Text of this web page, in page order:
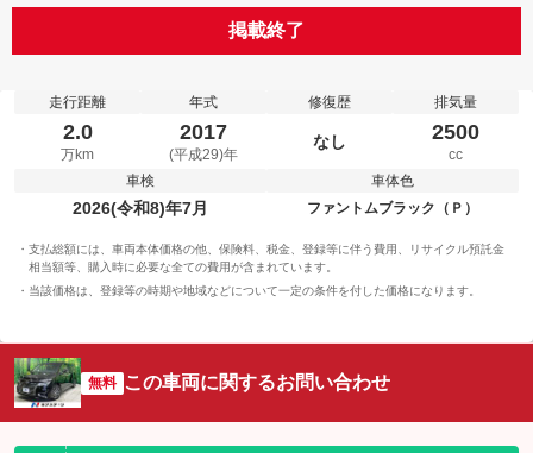
掲載終了
走行距離
2.0
万km
年式
2017
(平成29)年
修復歴
なし
排気量
2500
cc
車検
2026(令和8)年7月
車体色
ファントムブラック（Ｐ）
支払総額には、車両本体価格の他、保険料、税金、登録等に伴う費用、リサイクル預託金
相当額等、購入時に必要な全ての費用が含まれています。
当該価格は、登録等の時期や地域などについて一定の条件を付した価格になります。
無料 この車両に関するお問い合わせ